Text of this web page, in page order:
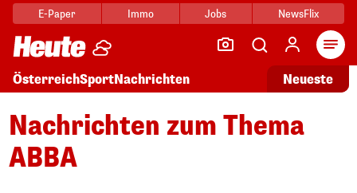
E-Paper Immo Jobs NewsFlix
ÖsterreichSportNachrichten Neueste
Nachrichten zum Thema
ABBA